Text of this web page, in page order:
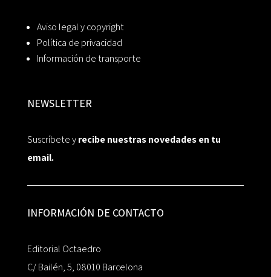
Aviso legal y copyright
Política de privacidad
Información de transporte
NEWSLETTER
Suscríbete yrecibe nuestras novedades en tu
email.
INFORMACIÓN DE CONTACTO
Editorial Octaedro
C/ Bailén, 5, 08010 Barcelona